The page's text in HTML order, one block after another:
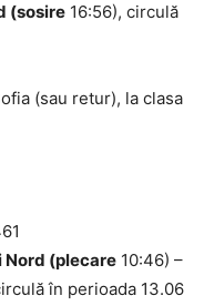
(sosire 16:56), circulă
(sau retur), la clasa
Nord (plecare 10:46) –
în perioada 13.06